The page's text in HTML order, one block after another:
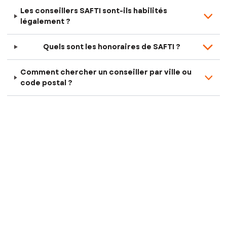
Les conseillers SAFTI sont-ils habilités
légalement ?
Quels sont les honoraires de SAFTI ?
Comment chercher un conseiller par ville ou
code postal ?